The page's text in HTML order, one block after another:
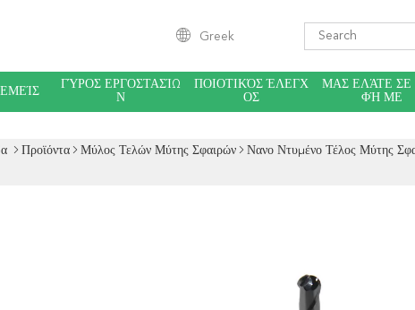
Greek
ΓΎΡΟΣ ΕΡΓΟΣΤΑΣΊΩ
Ν
ΠΟΙΟΤΙΚΌΣ ΈΛΕΓΧ
ΟΣ
ΜΑΣ ΕΛΆΤΕ ΣΕ
ΦΉ ΜΕ
Προϊόντα Μύλος Τελών Μύτης Σφαιρών
Νανο Ντυμένο Τέλος Μύτης